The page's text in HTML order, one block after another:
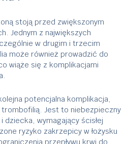
stoją przed zwiększonym
Jednym z największych
w drugim i trzecim
może również prowadzić do
wiąże się z komplikacjami
potencjalna komplikacja,
Jest to niebezpieczny
dziecka, wymagający ścisłej
ryzyko zakrzepicy w łożysku
przepływu krwi do